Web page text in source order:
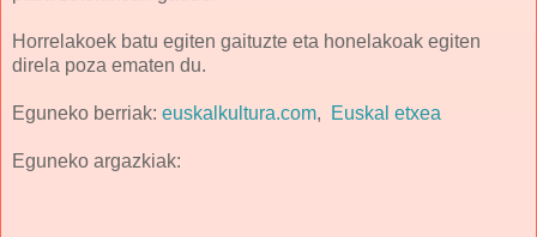
Horrelakoek batu egiten gaituzte eta honelakoak egiten
direla poza ematen du.
Eguneko berriak: euskalkultura.com, Euskal etxea
Eguneko argazkiak: